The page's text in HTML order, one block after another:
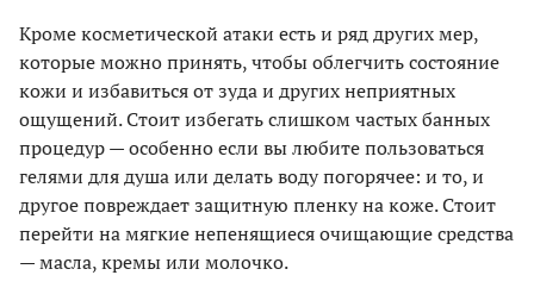
Кроме косметической атаки есть и ряд других мер,
которые можно принять, чтобы облегчить состояние
кожи и избавиться от зуда и других неприятных
ощущений. Стоит избегать слишком частых банных
процедур — особенно если вы любите пользоваться
гелями для душа или делать воду погорячее: и то, и
другое повреждает защитную пленку на коже. Стоит
перейти на мягкие непенящиеся очищающие средства
— масла, кремы или молочко.